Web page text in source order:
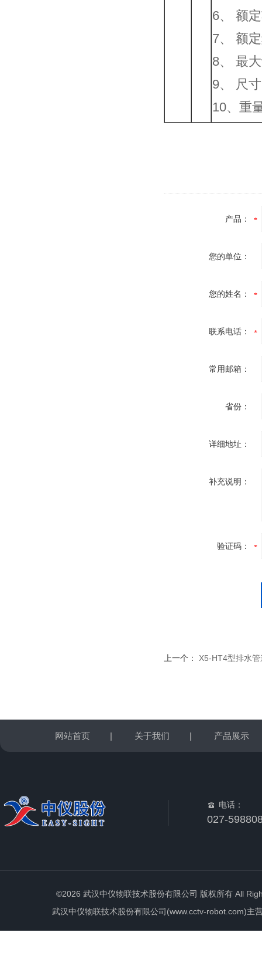
6、 额
7、 额
8、 最
9、 尺
10、重
产品：
您的单位：
您的姓名：
联系电话：
常用邮箱：
省份：
详细地址：
补充说明：
验证码：
上一个： X5-HT4型排水
网站首页 | 关于我们 | 产品展示
电话：
027-
©2026 武汉中仪物联技术股份有限公司 版权所有 All
武汉中仪物联技术股份有限公司(www.cctv-robot.com)主